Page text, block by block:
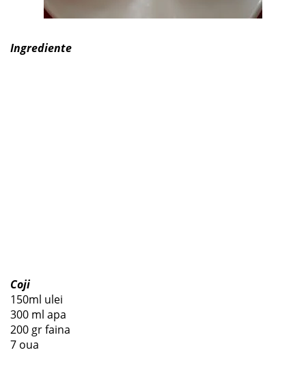
Ingrediente
Coji
150ml ulei
300 ml apa
200 gr faina
7 oua